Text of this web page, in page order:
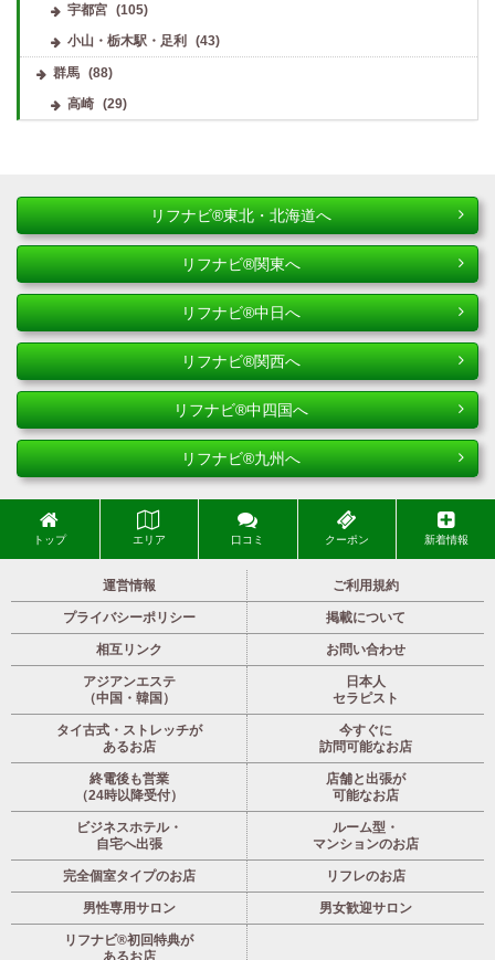
宇都宮
(105)
小山・栃木駅・足利
(43)
群馬 (88)
高崎
(29)
リフナビ®東北・北海道へ
リフナビ®関東へ
リフナビ®中日へ
リフナビ®関西へ
リフナビ®中四国へ
リフナビ®九州へ
トップ エリア 口コミ クーポン 新着情報
運営情報 ご利用規約
プライバシーポリシー 掲載について
相互リンク お問い合わせ
アジアンエステ
（中国・韓国）
日本人
セラピスト
タイ古式・ストレッチが
あるお店
今すぐに
訪問可能なお店
終電後も営業
（24時以降受付）
店舗と出張が
可能なお店
ビジネスホテル・
自宅へ出張
ルーム型・
マンションのお店
完全個室タイプのお店 リフレのお店
男性専用サロン 男女歓迎サロン
リフナビ®初回特典が
あるお店